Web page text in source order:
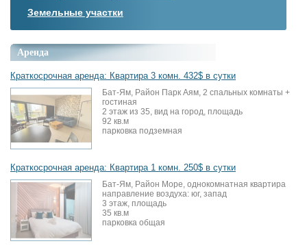
Земельные участки
Аренда
Краткосрочная аренда: Квартира 3 комн. 432$ в сутки
Бат-Ям, Район Парк Аям, 2 спальных комнаты +
гостиная
2 этаж из 35, вид на город, площадь
92 кв.м
парковка подземная
Краткосрочная аренда: Квартира 1 комн. 250$ в сутки
Бат-Ям, Район Море, однокомнатная квартира
направление воздуха: юг, запад
3 этаж, площадь
35 кв.м
парковка общая